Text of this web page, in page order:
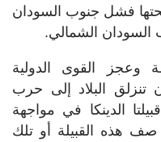
فشل جنوب السودان
السودان الشمالي.
القوى الدولية
تنزلق البلاد إلى حرب
الدينكا في مواجهة
صف هذه القبيلة أو تلك